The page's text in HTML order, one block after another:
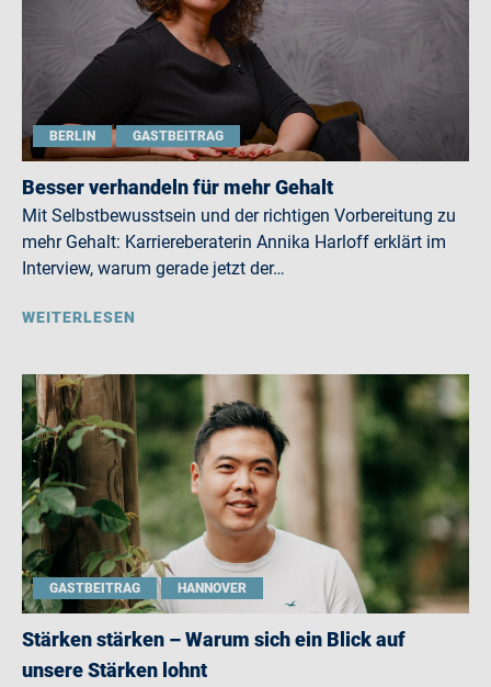
BERLIN GASTBEITRAG
Besser verhandeln für mehr Gehalt
Mit Selbstbewusstsein und der richtigen Vorbereitung zu
mehr Gehalt: Karriereberaterin Annika Harloff erklärt im
Interview, warum gerade jetzt der…
WEITERLESEN
GASTBEITRAG HANNOVER
Stärken stärken – Warum sich ein Blick auf
unsere Stärken lohnt